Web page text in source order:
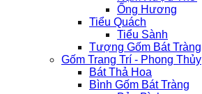
Ống Hương
Tiểu Quách
Tiểu Sành
Tượng Gốm Bát Tràng
Gốm Trang Trí - Phong Thủy
Bát Thả Hoa
Bình Gốm Bát Tràng